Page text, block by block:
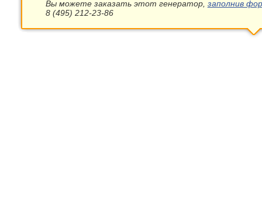
Вы можете заказать этот генератор, заполнив
8 (495) 212-23-86